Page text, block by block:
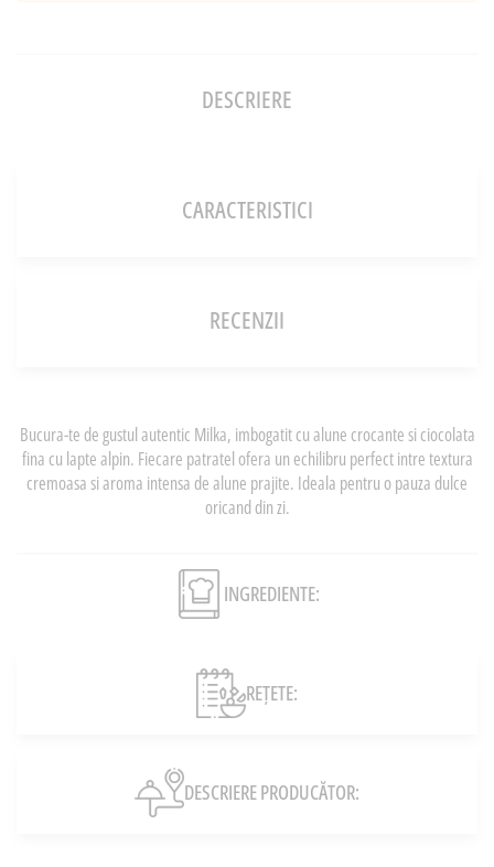
DESCRIERE
CARACTERISTICI
RECENZII
Bucura-te de gustul autentic Milka, imbogatit cu alune crocante si ciocolata
fina cu lapte alpin. Fiecare patratel ofera un echilibru perfect intre textura
cremoasa si aroma intensa de alune prajite. Ideala pentru o pauza dulce
oricand din zi.
INGREDIENTE:
REȚETE:
DESCRIERE PRODUCĂTOR: